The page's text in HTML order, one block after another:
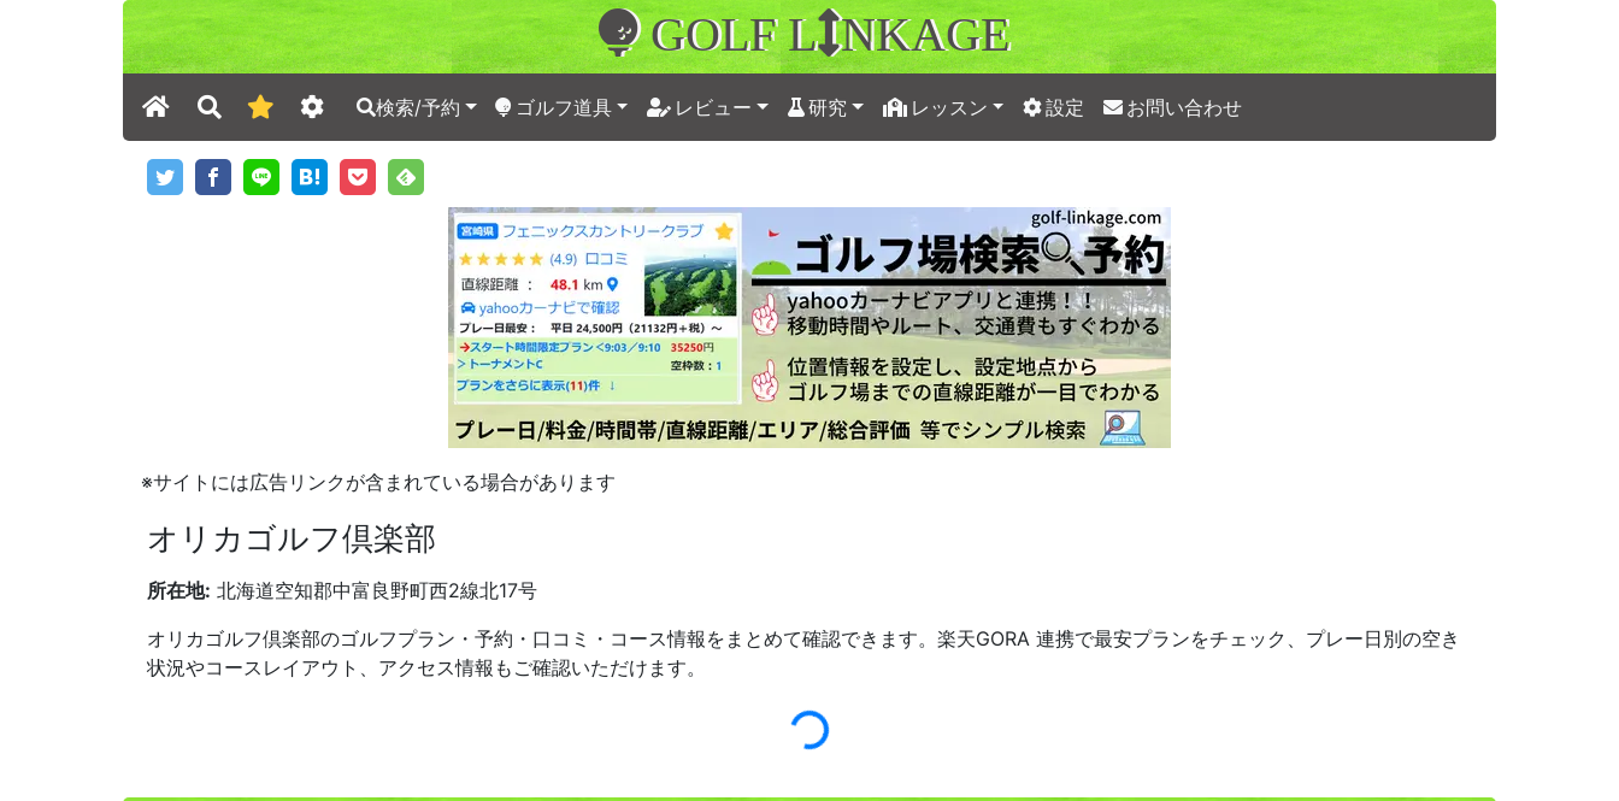
GOLF L NKAGE
検索/予約 ゴルフ道具 レビュー 研究 レッスン 設定 お問い合わせ
※サイトには広告リンクが含まれている場合があります
オリカゴルフ倶楽部
所在地: 北海道空知郡中富良野町西2線北17号
オリカゴルフ倶楽部のゴルフプラン・予約・口コミ・コース情報をまとめて確認できます。楽天GORA 連携で最安プランをチェック、プレー日別の空き
状況やコースレイアウト、アクセス情報もご確認いただけます。